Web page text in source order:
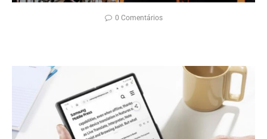
0 Comentários